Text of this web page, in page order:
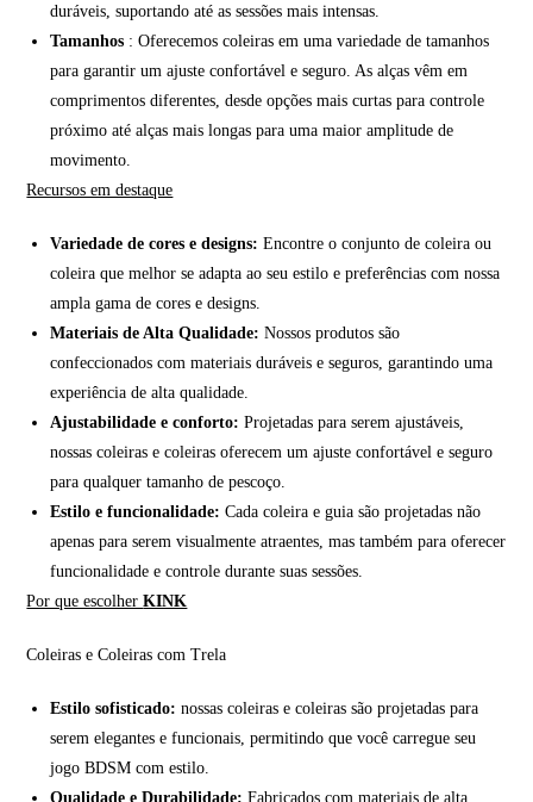
duráveis, suportando até as sessões mais intensas.
Tamanhos : Oferecemos coleiras em uma variedade de tamanhos
para garantir um ajuste confortável e seguro. As alças vêm em
comprimentos diferentes, desde opções mais curtas para controle
próximo até alças mais longas para uma maior amplitude de
movimento.
Recursos em destaque
Variedade de cores e designs: Encontre o conjunto de coleira ou
coleira que melhor se adapta ao seu estilo e preferências com nossa
ampla gama de cores e designs.
Materiais de Alta Qualidade: Nossos produtos são
confeccionados com materiais duráveis e seguros, garantindo uma
experiência de alta qualidade.
Ajustabilidade e conforto: Projetadas para serem ajustáveis,
nossas coleiras e coleiras oferecem um ajuste confortável e seguro
para qualquer tamanho de pescoço.
Estilo e funcionalidade: Cada coleira e guia são projetadas não
apenas para serem visualmente atraentes, mas também para oferecer
funcionalidade e controle durante suas sessões.
Por que escolherKINK
Coleiras e Coleiras com Trela
Estilo sofisticado: nossas coleiras e coleiras são projetadas para
serem elegantes e funcionais, permitindo que você carregue seu
jogo BDSM com estilo.
Qualidade e Durabilidade: Fabricados com materiais de alta